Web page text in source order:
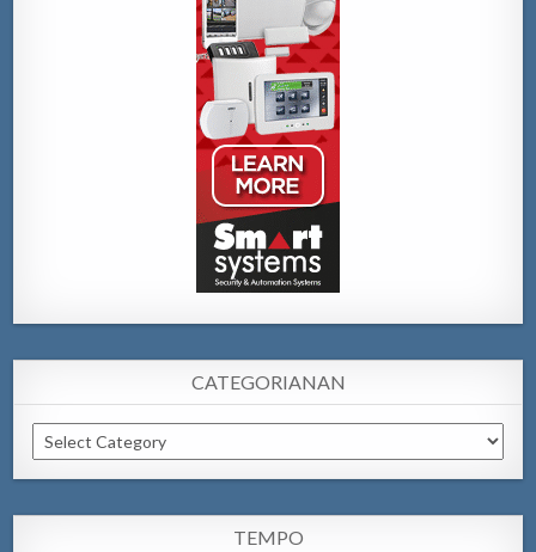
CATEGORIANAN
Categorianan
TEMPO